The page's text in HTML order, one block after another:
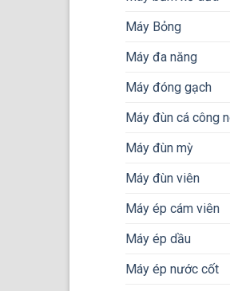
Máy Bỏng
Máy đa năng
Máy đóng gạch
Máy đùn cá công
Máy đùn mỳ
Máy đùn viên
Máy ép cám viên
Máy ép dầu
Máy ép nước cốt